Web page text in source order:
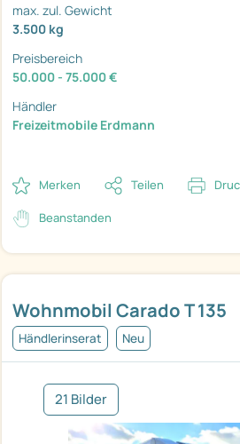
Wohnmobil Carado T 135
Händlerinserat Neu
21 Bilder
max. zul. Gewicht
3.500 kg
Preisbereich
50.000 - 75.000 €
Händler
Freizeitmobile Erdmann
Merken Teilen
Beanstanden